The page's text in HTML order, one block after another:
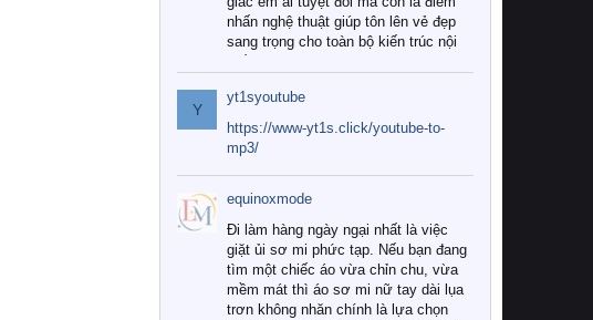
nhấn nghệ thuật giúp tôn lên vẻ đẹp
sang trọng cho toàn bộ kiến trúc nội
Tuy nhiên, giữa thị trường đa dạng
với vô vàn thương hiệu và mẫu mã
như hiện nay, làm thế nào để chọn
được những bộ chăn ga gối đệm cao
cấp thực sự chất lượng, phù hợp với
khí hậu và nhu cầu sử dụng của gia
đình? Hãy cùng chúng tôi đi tìm lời
giải đáp chi tiết qua bài viết dưới đây.
1. Tại sao các gia đình hiện đại lại ưa
chuộng chăn ga gối đệm cao cấp?
Y
yt1syoutube
https://www-yt1s.click/youtube-to-
mp3/
equinoxmode
Đi làm hàng ngày ngại nhất là việc
giặt ủi sơ mi phức tạp. Nếu bạn đang
tìm một chiếc áo vừa chỉn chu, vừa
mềm mát thì áo sơ mi nữ tay dài lụa
trơn không nhăn chính là lựa chọn